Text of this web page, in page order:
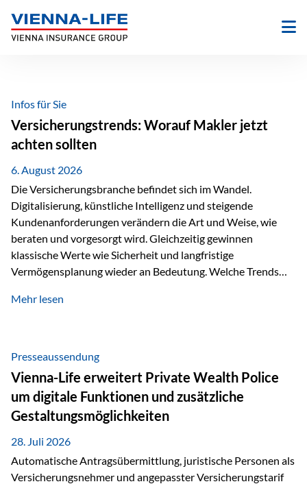
Inhalt
springen
Infos für Sie
Versicherungstrends: Worauf Makler jetzt
achten sollten
6. August 2026
Die Versicherungsbranche befindet sich im Wandel.
Digitalisierung, künstliche Intelligenz und steigende
Kundenanforderungen verändern die Art und Weise, wie
beraten und vorgesorgt wird. Gleichzeitig gewinnen
klassische Werte wie Sicherheit und langfristige
Vermögensplanung wieder an Bedeutung. Welche Trends
Blick behalten? Digitalisierung und KI verändern die
administrative Aufgaben, beschleunigen Abläufe und
schaffen mehr Zeit für das Wesentliche: die persönliche
Beratung. Gerade deshalb wird die individuelle Betreuung
zum entscheidenden Erfolgsfaktor. Technologie kann
unterstützen, Vertrauen entsteht jedoch weiterhin im
persönlichen Gespräch. Bei der Vienna-Life reagieren…
Mehr lesen
Presseaussendung
Vienna-Life erweitert Private Wealth Police
um digitale Funktionen und zusätzliche
Gestaltungsmöglichkeiten
28. Juli 2026
Automatische Antragsübermittlung, juristische Personen als
Versicherungsnehmer und angepasster Versicherungstarif